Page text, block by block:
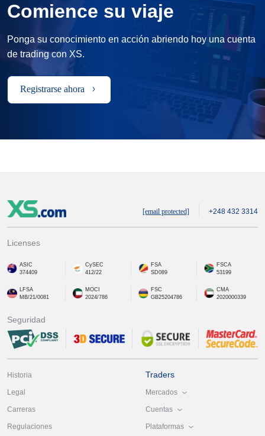
Comience su viaje
Ponga su conocimiento en acción abriendo hoy una cuenta
de trading con XS.
Registrarse ahora
[email protected] +248 432 3314
Licenses
ASIC
374409
CySEC
412/22
FSA
SD089
FSCA
53199
LFSA
MB/21/0081
MOCI
2024/786
FSC
GB25204786
CMA
2020000339
Seguridad
Historia
Legal
Carreras
Regulaciones
Traders
Mercados
Cuentas
Plataformas